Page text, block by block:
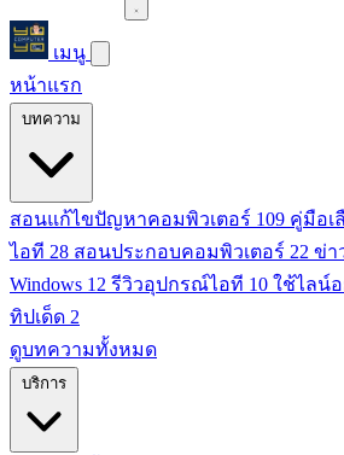
เมนู
หน้าแรก
บทความ
สอนแก้ไขปัญหาคอมพิวเตอร์ 109 คู่มือเ
ไอที 28 สอนประกอบคอมพิวเตอร์ 22 ข่า
Windows 12 รีวิวอุปกรณ์ไอที 10 ใช้ไลน์
ทิปเด็ด 2
ดูบทความทั้งหมด
บริการ